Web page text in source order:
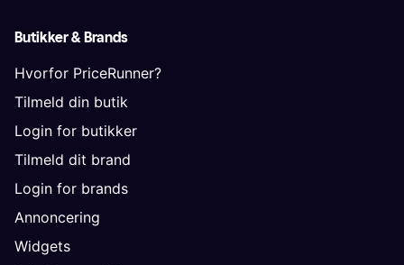
Butikker & Brands
Hvorfor PriceRunner?
Tilmeld din butik
Login for butikker
Tilmeld dit brand
Login for brands
Annoncering
Widgets